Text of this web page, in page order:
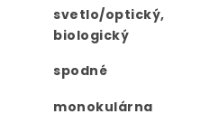
svetlo/optický,
biologický
spodné
monokulárna